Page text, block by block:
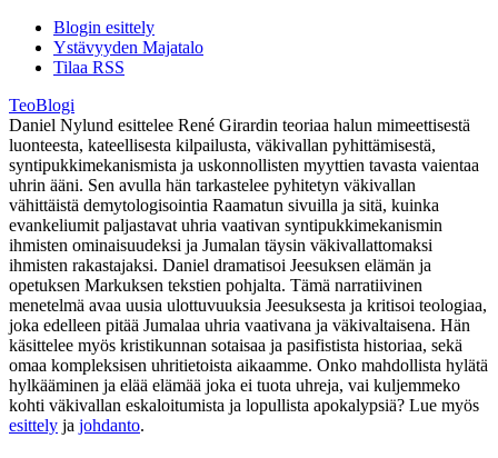
Blogin esittely
Ystävyyden Majatalo
Tilaa RSS
TeoBlogi
Daniel Nylund esittelee René Girardin teoriaa halun mimeettisestä
luonteesta, kateellisesta kilpailusta, väkivallan pyhittämisestä,
syntipukkimekanismista ja uskonnollisten myyttien tavasta vaientaa
uhrin ääni. Sen avulla hän tarkastelee pyhitetyn väkivallan
vähittäistä demytologisointia Raamatun sivuilla ja sitä, kuinka
evankeliumit paljastavat uhria vaativan syntipukkimekanismin
ihmisten ominaisuudeksi ja Jumalan täysin väkivallattomaksi
ihmisten rakastajaksi. Daniel dramatisoi Jeesuksen elämän ja
opetuksen Markuksen tekstien pohjalta. Tämä narratiivinen
menetelmä avaa uusia ulottuvuuksia Jeesuksesta ja kritisoi teologiaa,
joka edelleen pitää Jumalaa uhria vaativana ja väkivaltaisena. Hän
käsittelee myös kristikunnan sotaisaa ja pasifistista historiaa, sekä
omaa kompleksisen uhritietoista aikaamme. Onko mahdollista hylätä
hylkääminen ja elää elämää joka ei tuota uhreja, vai kuljemmeko
kohti väkivallan eskaloitumista ja lopullista apokalypsiä? Lue myös
esittely ja johdanto.